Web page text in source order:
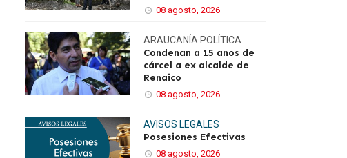
08 agosto, 2026
ARAUCANÍA POLÍTICA
Condenan a 15 años de
cárcel a ex alcalde de
Renaico
08 agosto, 2026
AVISOS LEGALES
Posesiones Efectivas
08 agosto, 2026